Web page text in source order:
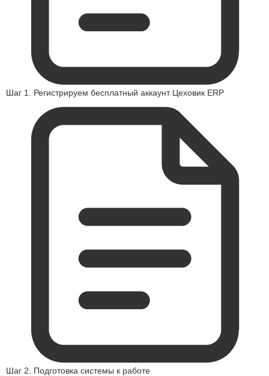
Шаг 1. Регистрируем бесплатный аккаунт Цеховик ERP
Шаг 2. Подготовка системы к работе